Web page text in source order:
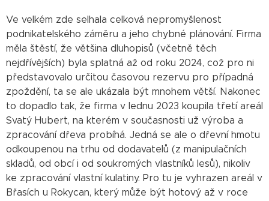
Ve velkém zde selhala celková nepromyšlenost
podnikatelského záměru a jeho chybné plánování. Firma
měla štěstí, že většina dluhopisů (včetně těch
nejdřívějších) byla splatná až od roku 2024, což pro ni
představovalo určitou časovou rezervu pro případná
zpoždění, ta se ale ukázala být mnohem větší. Nakonec
to dopadlo tak, že firma v lednu 2023 koupila třetí areál
Svatý Hubert, na kterém v současnosti už výroba a
zpracování dřeva probíhá. Jedná se ale o dřevní hmotu
odkoupenou na trhu od dodavatelů (z manipulačních
skladů, od obcí i od soukromých vlastníků lesů), nikoliv
ke zpracování vlastní kulatiny. Pro tu je vyhrazen areál v
Břasích u Rokycan, který může být hotový až v roce